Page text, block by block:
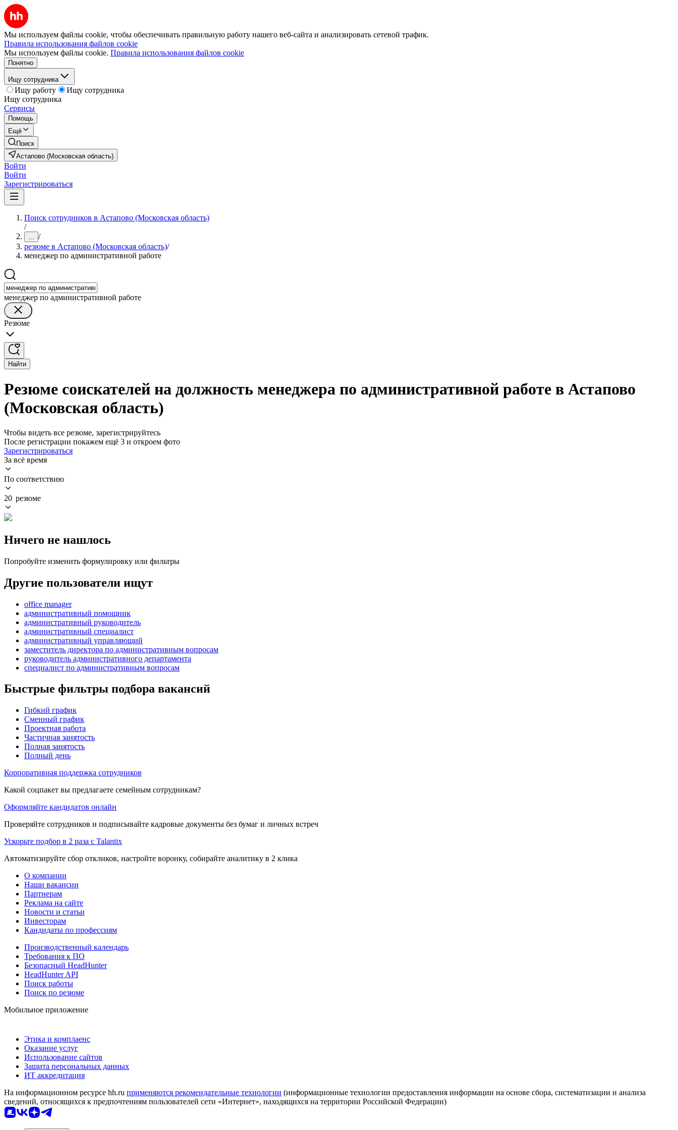
Мы используем файлы cookie, чтобы обеспечивать правильную работу нашего веб-сайта и анализировать сетевой трафик.
Правила использования файлов cookie
Мы используем файлы cookie. Правила использования файлов cookie
Понятно
Ищу сотрудника
Ищу работу
Ищу сотрудника
Ищу сотрудника
Сервисы
Помощь
Ещё
Поиск
Астапово (Московская область)
Войти
Войти
Зарегистрироваться
Поиск сотрудников в Астапово (Московская область)
/
... /
резюме в Астапово (Московская область)/
менеджер по административной работе
менеджер по административной работе
Резюме
Найти
Резюме соискателей на должность менеджера по административной работе в Астапово
(Московская область)
Чтобы видеть все резюме, зарегистрируйтесь
После регистрации покажем ещё 3 и откроем фото
Зарегистрироваться
За всё время
По соответствию
20 резюме
Ничего не нашлось
Попробуйте изменить формулировку или фильтры
Другие пользователи ищут
office manager
административный помощник
административный руководитель
административный специалист
административный управляющий
заместитель директора по административным вопросам
руководитель административного департамента
специалист по административным вопросам
Быстрые фильтры подбора вакансий
Гибкий график
Сменный график
Проектная работа
Частичная занятость
Полная занятость
Полный день
Корпоративная поддержка сотрудников
Какой соцпакет вы предлагаете семейным сотрудникам?
Оформляйте кандидатов онлайн
Проверяйте сотрудников и подписывайте кадровые документы без бумаг и личных встреч
Ускорьте подбор в 2 раза с Talantix
Автоматизируйте сбор откликов, настройте воронку, собирайте аналитику в 2 клика
О компании
Наши вакансии
Партнерам
Реклама на сайте
Новости и статьи
Инвесторам
Кандидаты по профессиям
Производственный календарь
Требования к ПО
Безопасный HeadHunter
HeadHunter API
Поиск работы
Поиск по резюме
Мобильное приложение
Этика и комплаенс
Оказание услуг
Использование сайтов
Защита персональных данных
ИТ аккредитация
На информационном ресурсе hh.ru применяются рекомендательные технологии (информационные технологии предоставления информации на основе сбора, систематизации и анализа
сведений, относящихся к предпочтениям пользователей сети «Интернет», находящихся на территории Российской Федерации)